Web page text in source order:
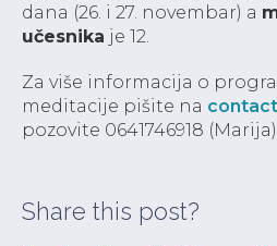
dana (26. i 27. novembar) a
učesnika je 12.
Za više informacija o
meditacije pišite na
pozovite 0641746918 (Marija)
Share this post?